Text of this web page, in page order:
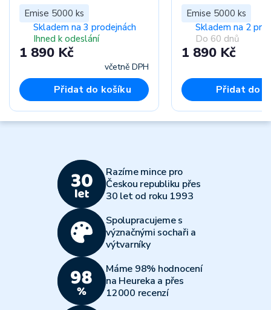
Emise 5000 ks
Skladem na 3 prodejnách
Ihned k odeslání
1 890 Kč
včetně DPH
Přidat do košíku
Emise 5000 ks
Skladem na 2
Do 60 dnů
1 890 Kč
Přidat do
Razíme mince pro
Českou republiku přes
30 let od roku 1993
Spolupracujeme s
význačnými sochaři a
výtvarníky
Máme 98% hodnocení
na Heureka a přes
12000 recenzí